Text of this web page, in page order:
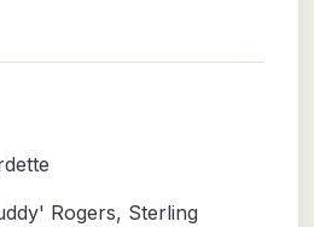
Rogers, Sterling